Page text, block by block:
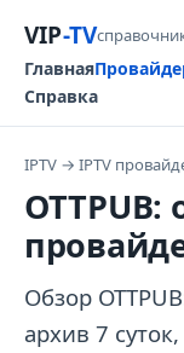
VIP-TV
Главная
Справка
IPTV → IPTV
OTTPUB:
Обзор
архив 7